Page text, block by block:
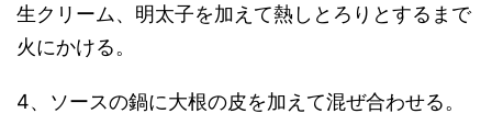
生クリーム、明太子を加えて熱しとろりとするまで
火にかける。
4、ソースの鍋に大根の皮を加えて混ぜ合わせる。